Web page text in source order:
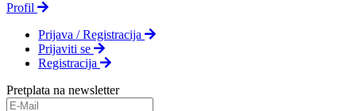
Profil
Prijava / Registracija
Prijaviti se
Registracija
Pretplata na newsletter